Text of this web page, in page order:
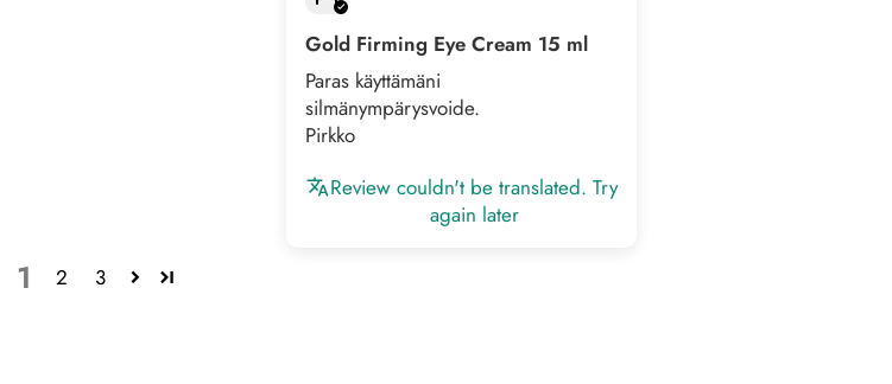
Gold Firming Eye Cream 15 ml
Paras käyttämäni
silmänympärysvoide.
Pirkko
Review couldn't be translated. Try
again later
1 2 3